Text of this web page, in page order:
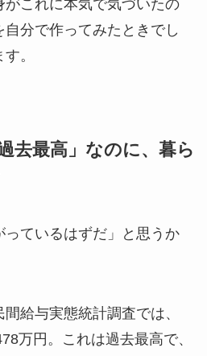
がこれに本気で気づいたの
分で作ってみたときでし
。
去最高」なのに、暮ら
っているはずだ」と思うか
給与実態統計調査では、
万円。これは過去最高で、